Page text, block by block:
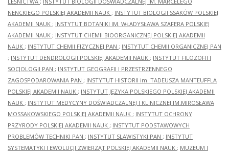
NENCKIEGO POLSKIEJ AKADEMII NAUK ; INSTYTUT BIOLOGII SSAKÓW POLSKIEJ
AKADEMII NAUK ; INSTYTUT BOTANIKI IM. WŁADYSŁAWA SZAFERA POLSKIEJ
AKADEMII NAUK ; INSTYTUT CHEMII BIOORGANICZNEJ POLSKIEJ AKADEMII
NAUK ; INSTYTUT CHEMII FIZYCZNEJ PAN ; INSTYTUT CHEMII ORGANICZNEJ PAN
; INSTYTUT DENDROLOGII POLSKIEJ AKADEMII NAUK ; INSTYTUT FILOZOFII I
SOCJOLOGII PAN ; INSTYTUT GEOGRAFII I PRZESTRZENNEGO
ZAGOSPODAROWANIA PAN ; INSTYTUT HISTORII im. TADEUSZA MANTEUFFLA
POLSKIEJ AKADEMII NAUK ; INSTYTUT JĘZYKA POLSKIEGO POLSKIEJ AKADEMII
NAUK ; INSTYTUT MEDYCYNY DOŚWIADCZALNEJ I KLINICZNEJ IM.MIROSŁAWA
MOSSAKOWSKIEGO POLSKIEJ AKADEMII NAUK ; INSTYTUT OCHRONY
PRZYRODY POLSKIEJ AKADEMII NAUK ; INSTYTUT PODSTAWOWYCH
PROBLEMÓW TECHNIKI PAN ; INSTYTUT SLAWISTYKI PAN ; INSTYTUT
SYSTEMATYKI I EWOLUCJI ZWIERZĄT POLSKIEJ AKADEMII NAUK ; MUZEUM I